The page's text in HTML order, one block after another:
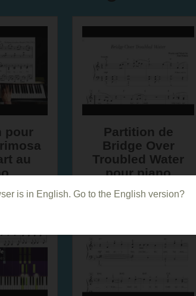
pour
au
Partition de
Bridge Over
Troubled Water
pour piano
is in English. Go to the English version?